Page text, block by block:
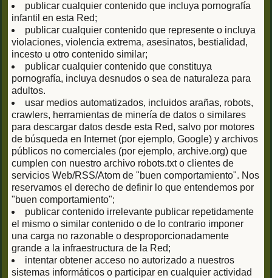
publicar cualquier contenido que incluya pornografía
infantil en esta Red;
publicar cualquier contenido que represente o incluya
violaciones, violencia extrema, asesinatos, bestialidad,
incesto u otro contenido similar;
publicar cualquier contenido que constituya
pornografía, incluya desnudos o sea de naturaleza para
adultos.
usar medios automatizados, incluidos arañas, robots,
crawlers, herramientas de minería de datos o similares
para descargar datos desde esta Red, salvo por motores
de búsqueda en Internet (por ejemplo, Google) y archivos
públicos no comerciales (por ejemplo, archive.org) que
cumplen con nuestro archivo robots.txt o clientes de
servicios Web/RSS/Atom de "buen comportamiento". Nos
reservamos el derecho de definir lo que entendemos por
"buen comportamiento";
publicar contenido irrelevante publicar repetidamente
el mismo o similar contenido o de lo contrario imponer
una carga no razonable o desproporcionadamente
grande a la infraestructura de la Red;
intentar obtener acceso no autorizado a nuestros
sistemas informáticos o participar en cualquier actividad